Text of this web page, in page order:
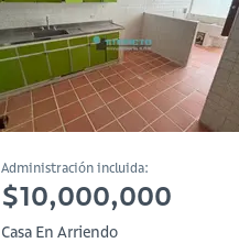
Administración incluida:
$10,000,000
Casa En Arriendo